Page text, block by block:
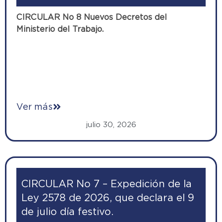
CIRCULAR No 8 Nuevos Decretos del
Ministerio del Trabajo.
Ver más
julio 30, 2026
CIRCULAR No 7 – Expedición de la
Ley 2578 de 2026, que declara el 9
de julio día festivo.